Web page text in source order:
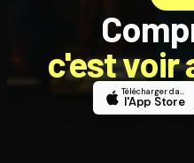
c'est voir
Télécharger dans
l'App Store